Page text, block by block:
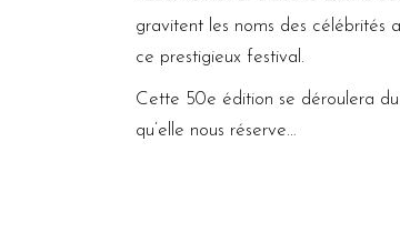
gravitent les noms des célébrités
ce prestigieux festival.
Cette 50e édition se déroulera
qu’elle nous réserve…